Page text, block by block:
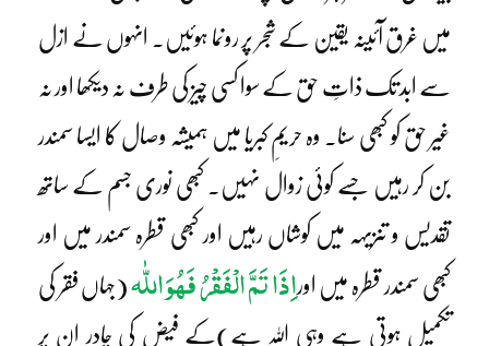
میں غرق آئینہ یقین کے شجر پر رونما ہوئیں۔ انہوں نے ازل
سے ابد تک ذاتِ حق کے سوا کسی چیز کی طرف نہ دیکھا اور نہ
غیر حق کو کبھی سنا۔ وہ حریمِ کبریا میں ہمیشہ وصال کا ایسا سمندر
بن کر رہیں جسے کوئی زوال نہیں۔ کبھی نوری جسم کے ساتھ
تقدیس و تنزیہہ میں کوشاں رہیں اور کبھی قطرہ سمندر میں اور
کبھی سمندر قطرہ میں اوراِذَا تَمَّ الْفَقْرُ فَھُوَ اللّٰہ (جہاں فقر کی
تکمیل ہوتی ہے وہی اللہ ہے)کے فیض کی چادر ان پر